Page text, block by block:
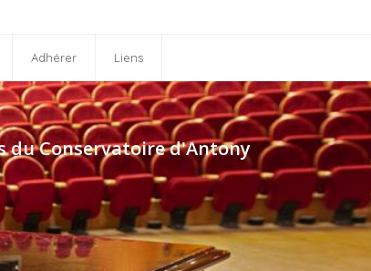
Adhérer Liens
musicale
Orchestre